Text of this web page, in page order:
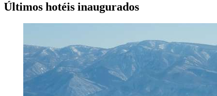
Últimos hotéis inaugurados